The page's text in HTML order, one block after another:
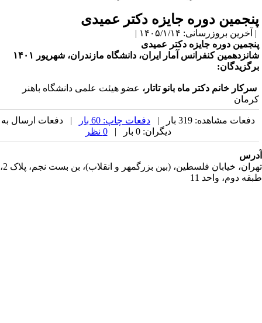
دوره جایزه دکتر عمیدی
بروزرسانی: ۱۴۰۵/۱/۱۴ |
دوره جایزه دکتر عمیدی
کنفرانس آمار ایران، دانشگاه مازندران، شهریور ۱۴۰۱
خانم دکتر ماه بانو تاتار، عضو هیئت علمی دانشگاه باهنر
دفعات مشاهده: 319 بار | دفعات چاپ: 60 بار
| دفعات ارسال به
دیگران: 0 بار |
تهران، خیابان فلسطین، (بین بزرگمهر و انقلاب)، بن بست نجم، پلاک 2،
دوم، واحد 11